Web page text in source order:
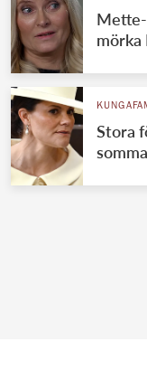
mörka
Stora